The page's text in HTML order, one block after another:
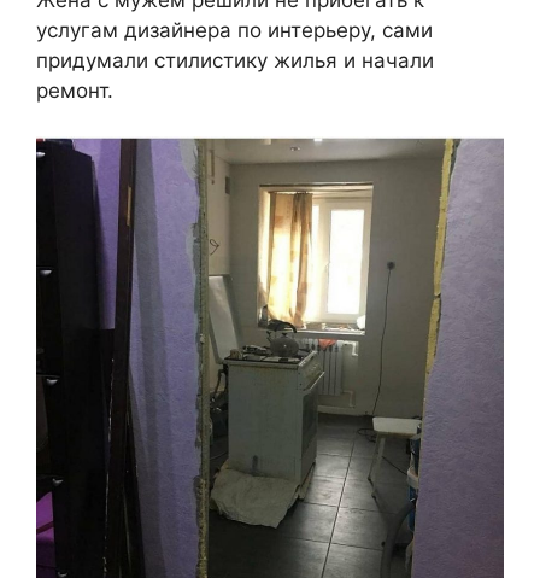
услугам дизайнера по интерьеру, сами
придумали стилистику жилья и начали
ремонт.